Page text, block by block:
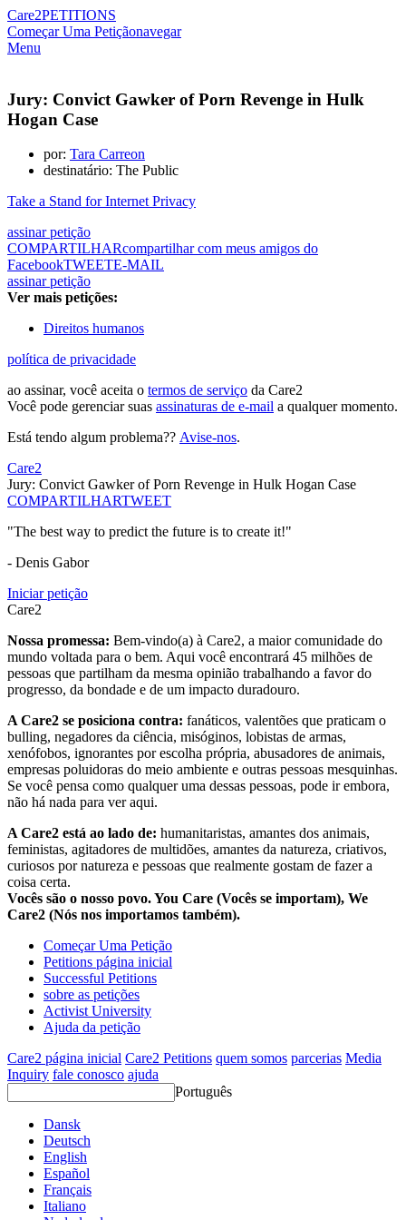
Care2PETITIONS
Começar Uma Petiçãonavegar
Menu
Jury: Convict Gawker of Porn Revenge in Hulk
Hogan Case
por: Tara Carreon
destinatário: The Public
Take a Stand for Internet Privacy
assinar petição
COMPARTILHARcompartilhar com meus amigos do
FacebookTWEETE-MAIL
assinar petição
Ver mais petições:
Direitos humanos
política de privacidade
ao assinar, você aceita o termos de serviço da Care2
Você pode gerenciar suas assinaturas de e-mail a qualquer momento.
Está tendo algum problema?? Avise-nos.
Care2
Jury: Convict Gawker of Porn Revenge in Hulk Hogan Case
COMPARTILHARTWEET
"The best way to predict the future is to create it!"
- Denis Gabor
Iniciar petição
Care2
Nossa promessa: Bem-vindo(a) à Care2, a maior comunidade do
mundo voltada para o bem. Aqui você encontrará 45 milhões de
pessoas que partilham da mesma opinião trabalhando a favor do
progresso, da bondade e de um impacto duradouro.
A Care2 se posiciona contra: fanáticos, valentões que praticam o
bulling, negadores da ciência, misóginos, lobistas de armas,
xenófobos, ignorantes por escolha própria, abusadores de animais,
empresas poluidoras do meio ambiente e outras pessoas mesquinhas.
Se você pensa como qualquer uma dessas pessoas, pode ir embora,
não há nada para ver aqui.
A Care2 está ao lado de: humanitaristas, amantes dos animais,
feministas, agitadores de multidões, amantes da natureza, criativos,
curiosos por natureza e pessoas que realmente gostam de fazer a
coisa certa.
Vocês são o nosso povo. You Care (Vocês se importam), We
Care2 (Nós nos importamos também).
Começar Uma Petição
Petitions página inicial
Successful Petitions
sobre as petições
Activist University
Ajuda da petição
Care2 página inicial Care2 Petitions quem somos parcerias Media
Inquiry fale conosco ajuda
Português
Dansk
Deutsch
English
Español
Français
Italiano